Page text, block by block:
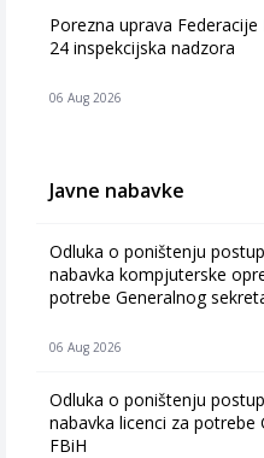
Porezna uprava
24 inspekcijska nadzora
06 Aug 2026
Javne nabavke
Odluka o poništenju
nabavka kompjuterske
potrebe Generalnog
06 Aug 2026
Odluka o poništenju
nabavka licenci za potrebe
FBiH